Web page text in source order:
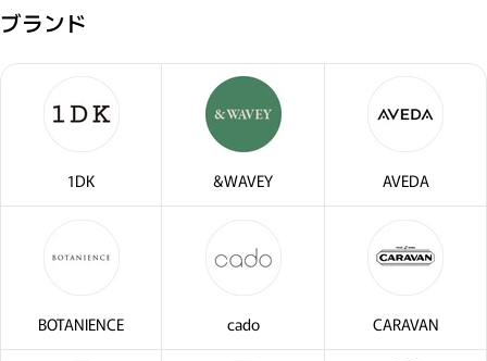
ブランド
1DK &WAVEY AVEDA
BOTANIENCE cado CARAVAN